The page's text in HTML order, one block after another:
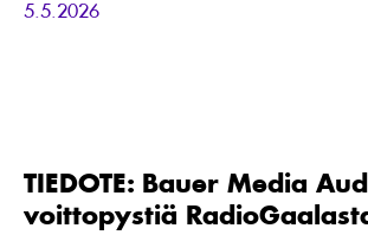
mediayhdistelmä
5.5.2026
Audiolle
9
voittopystiä
TIEDOTE: Bauer Media
voittopystiä